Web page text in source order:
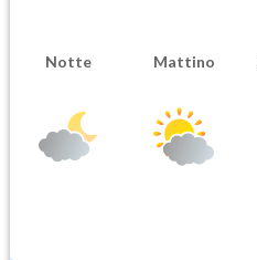
Notte Mattino